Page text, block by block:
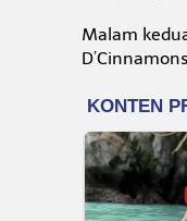
Malam